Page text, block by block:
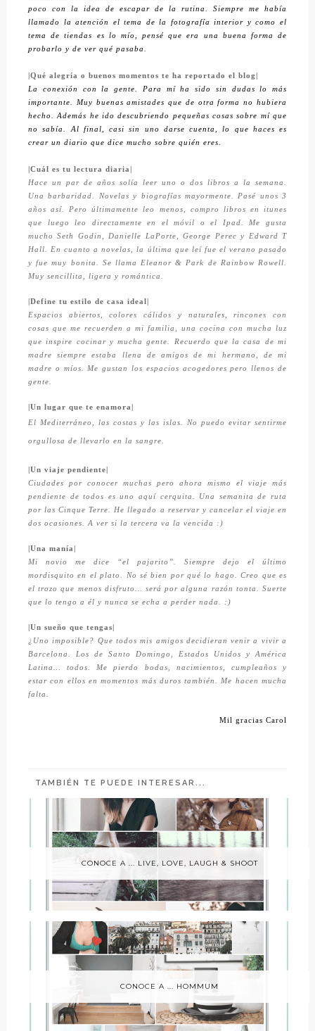
poco con la idea de escapar de la rutina. Siempre me había
llamado la atención el tema de la fotografía interior y como el
tema de tiendas es lo mío, pensé que era una buena forma de
probarlo y de ver qué pasaba.
|Qué alegría o buenos momentos te ha reportado el blog|
La conexión con la gente. Para mí ha sido sin dudas lo más
importante. Muy buenas amistades que de otra forma no hubiera
hecho. Además he ido descubriendo pequeñas cosas sobre mí que
no sabía. Al final, casi sin uno darse cuenta, lo que haces es
crear un diario que dice mucho sobre quién eres.
|Cuál es tu lectura diaria|
Hace un par de años solía leer uno o dos libros a la semana.
Una barbaridad. Novelas y biografías mayormente. Pasé unos 3
años así. Pero últimamente leo menos, compro libros en itunes
que luego leo directamente en el móvil o el Ipad. Me gusta
mucho Seth Godin, Danielle LaPorte, George Perec y Edward T
Hall. En cuanto a novelas, la última que leí fue el verano pasado
y fue muy bonita. Se llama Eleanor & Park de Rainbow Rowell.
Muy sencillita, ligera y romántica.
|Define tu estilo de casa ideal|
Espacios abiertos, colores cálidos y naturales, rincones con
cosas que me recuerden a mi familia, una cocina con mucha luz
que inspire cocinar y mucha gente. Recuerdo que la casa de mi
madre siempre estaba llena de amigos de mi hermano, de mi
madre o míos. Me gustan los espacios acogedores pero llenos de
gente.
|Un lugar que te enamora|
El Mediterráneo, las costas y las islas. No puedo evitar sentirme
orgullosa de llevarlo en la sangre.
|Un viaje pendiente|
Ciudades por conocer muchas pero ahora mismo el viaje más
pendiente de todos es uno aquí cerquita. Una semanita de ruta
por las Cinque Terre. He llegado a reservar y cancelar el viaje en
dos ocasiones. A ver si la tercera va la vencida :)
|Una manía|
Mi novio me dice “el pajarito”. Siempre dejo el último
mordisquito en el plato. No sé bien por qué lo hago. Creo que es
el trozo que menos disfruto… será por alguna razón tonta. Suerte
que lo tengo a él y nunca se echa a perder nada. :)
|Un sueño que tengas|
¿Uno imposible? Que todos mis amigos decidieran venir a vivir a
Barcelona. Los de Santo Domingo, Estados Unidos y América
Latina… todos. Me pierdo bodas, nacimientos, cumpleaños y
estar con ellos en momentos más duros también. Me hacen mucha
falta.
Mil gracias Carol
TAMBIÉN TE PUEDE INTERESAR...
CONOCE A ... LIVE, LOVE, LAUGH & SHOOT
CONOCE A ... HOMMUM